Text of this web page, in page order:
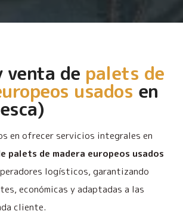
venta de palets de
usados en
en ofrecer servicios integrales en
palets de madera europeos usados
logísticos, garantizando
económicas y adaptadas a las
cliente.